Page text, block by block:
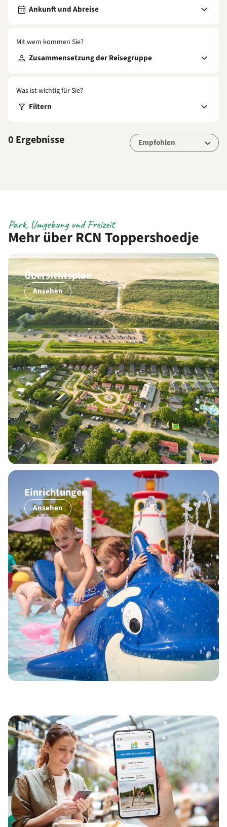
Ankunft und Abreise
Mit wem kommen Sie?
Zusammensetzung der Reisegruppe
Was ist wichtig für Sie?
Filtern
0 Ergebnisse
Mehr über RCN Toppershoedje
Park, Umgebung und Freizeit
Übersichtsplan
Ansehen
Einrichtungen
Ansehen